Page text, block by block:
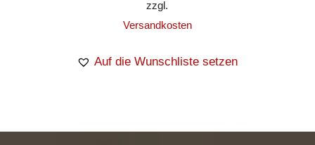
zzgl.
Versandkosten
Auf die Wunschliste setzen